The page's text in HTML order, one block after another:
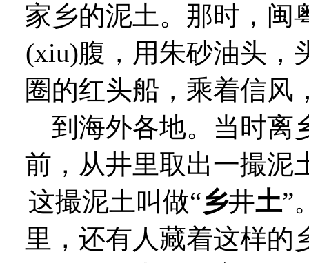
家乡的泥土。那时，闽
(xiu)腹，用朱砂油头，
圈的红头船，乘着信风
到海外各地。当时离
前，从井里取出一撮泥
这撮泥土叫做“乡井土”
里，还有人藏着这样的